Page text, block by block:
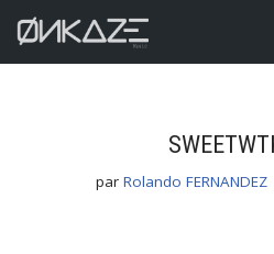
Aller
par Rolando FERNANDEZ